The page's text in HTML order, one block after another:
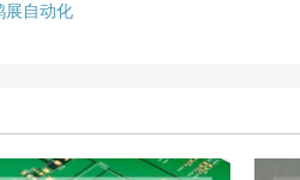
展自动化